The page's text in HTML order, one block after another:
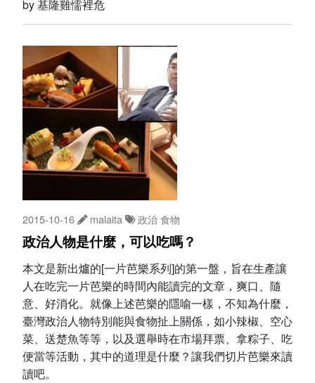
by 基隆雞懦裡危
2015-10-16 malaita 政治食物
政治人物是什麼，可以吃嗎？
本文是新出爐的[一片芭樂系列]的第一盤，旨在生產讓
人在吃完一片芭樂的時間內能讀完的文章，爽口、隨
意、好消化。就像上述芭樂的隱喻一樣，不知為什麼，
臺灣政治人物特別能與食物扯上關係，如小辣椒、空心
菜、送楚魚等等，以及選舉時在市場拜票、拿粽子、吃
便當等活動，其中的道理是什麼？讓我們切片芭樂來讀
讀吧。